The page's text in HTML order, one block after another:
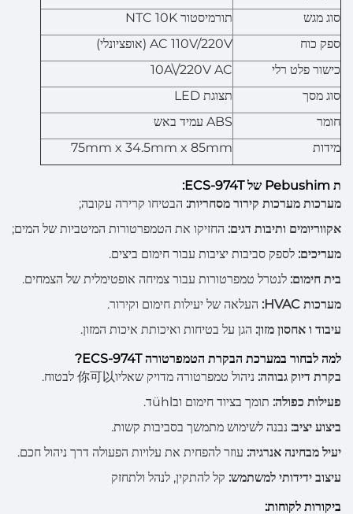
סוג מגש
תורמיסטור NTC 10K
ספק כוח
AC 110V/220V (אופציונלי)
כישור פלט רלי
10A\/220V AC
סוג מסך
תצוגת LED
חומר
ABS עמיד באש
מידות
75mm x 34.5mm x 85mm
ת Pebushim של ECS-974T:
מערכות מערכות קירור מסחריות: הבטיחו קרירה עקובה;
אקווריומים ותיבות דגים: החזיקו את הטמפרטורות המיטביות של המים;
מעריכים: לספק סביבות יציבות עבור חימום ביצים.
בית חימום: לנטרל טמפרטורות עבור צמיחה אופטימלית של הצמחים.
מערכות HVAC:
העלאה של יעילות חימום וקירור.
עיבוד ו אחסון מזון: הגן על בטיחות ואיכותת איכות המזון.
למה לבחור במערכת הבקרת הטמפרטורה ECS-974T?
בקרת דיוק גבוהה: ניהול טמפרטורה מדויק שאליו你可以 לבטוח.
פעילות כפולה: תומך בציוד חימום ובühlד.
ביצוע יציב: נבנה לשימוש מתמשך בסביבות קשות.
יעיל מבחינה אנרגיה: עוזר להפחית את עלויות הפעולה דרך ניהול חכם.
עיצוב ידידותי למשתמש: קל להתקין, לנהל ולתחזק
ביקורות לקוחות: